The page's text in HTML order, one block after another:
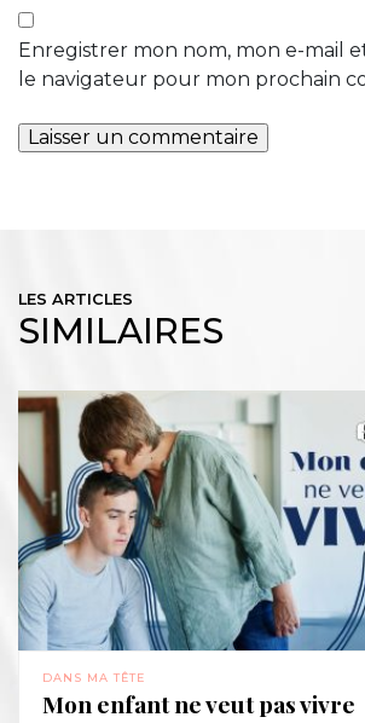
Enregistrer mon nom, mon e-mail
le navigateur pour mon prochain
LES ARTICLES
SIMILAIRES
DANS MA TÊTE
Mon enfant ne veut pas vivre